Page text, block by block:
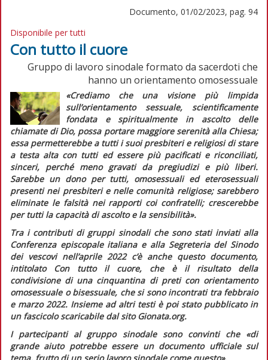
Documento, 01/02/2023, pag. 94
Disponibile per tutti
Con tutto il cuore
Gruppo di lavoro sinodale formato da sacerdoti che
hanno un orientamento omosessuale
«Crediamo che una visione più limpida
sull’orientamento sessuale, scientificamente
fondata e spiritualmente in ascolto delle
chiamate di Dio, possa portare maggiore serenità alla Chiesa;
essa permetterebbe a tutti i suoi presbiteri e religiosi di stare
a testa alta con tutti ed essere più pacificati e riconciliati,
sinceri, perché meno gravati da pregiudizi e più liberi.
Sarebbe un dono per tutti, omosessuali ed eterosessuali
presenti nei presbiteri e nelle comunità religiose; sarebbero
eliminate le falsità nei rapporti coi confratelli; crescerebbe
per tutti la capacità di ascolto e la sensibilità».
Tra i contributi di gruppi sinodali che sono stati inviati alla
Conferenza episcopale italiana e alla Segreteria del Sinodo
dei vescovi nell’aprile 2022 c’è anche questo documento,
intitolato
Con tutto il cuore, che è il risultato della
condivisione di una cinquantina di preti con orientamento
omosessuale o bisessuale, che si sono incontrati tra febbraio
e marzo 2022. Insieme ad altri testi è poi stato pubblicato in
un fascicolo scaricabile dal sito Gionata.org.
I partecipanti al gruppo sinodale sono convinti che «di
grande aiuto potrebbe essere un documento ufficiale sul